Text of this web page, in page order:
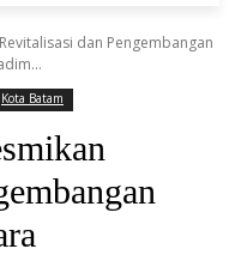
dan Pengembangan
Kota Batam